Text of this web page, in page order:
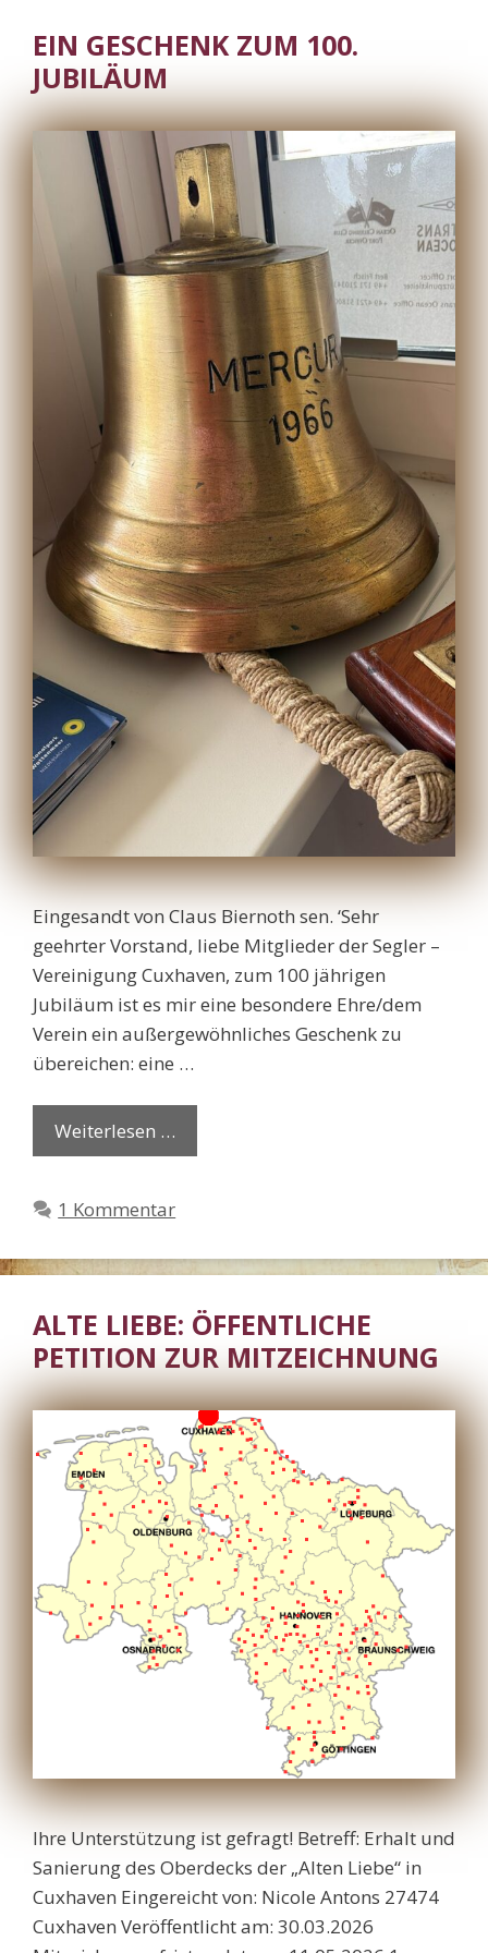
EIN GESCHENK ZUM 100.
JUBILÄUM
Eingesandt von Claus Biernoth sen. ‘Sehr
geehrter Vorstand, liebe Mitglieder der Segler –
Vereinigung Cuxhaven, zum 100 jährigen
Jubiläum ist es mir eine besondere Ehre/dem
Verein ein außergewöhnliches Geschenk zu
übereichen: eine …
Weiterlesen …
1 Kommentar
ALTE LIEBE: ÖFFENTLICHE
PETITION ZUR MITZEICHNUNG
Ihre Unterstützung ist gefragt! Betreff: Erhalt und
Sanierung des Oberdecks der „Alten Liebe“ in
Cuxhaven Eingereicht von: Nicole Antons 27474
Cuxhaven Veröffentlicht am: 30.03.2026